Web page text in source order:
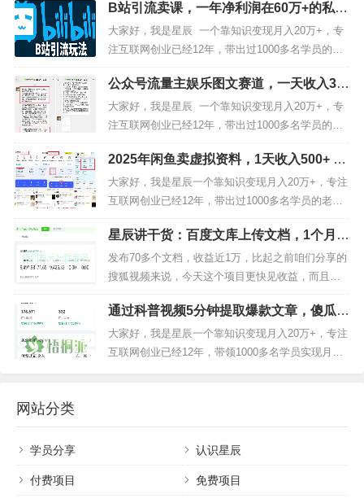
这篇文章，我会告诉你，我是如何靠知识变现成功
翻身上岸的！做知识变现3年，7个月还清200万负
债，赚钱的方法很重要！最近后台总有人问，有没
有啥不用本钱、操作...
B站引流卖课，一年净利润在60万+的私域
案例拆解
大家好，我是星辰 一个靠知识变现月入20万+，专
注互联网创业已经12年，带出过1000多名学员的老
司机，如果你对我还不够了解的，可以看看下面这
篇文章，我会告诉你，我是如何靠知识变现成功翻
身上岸的！做知识变现3年，7个月还清200万负债，
赚钱的方法很重要！今天给大家分享一个在B站做私
域卖虚...
公众号流量主娱乐图文赛道，一天收入33
51 的玩法
大家好，我是星辰 一个靠知识变现月入20万+，专
注互联网创业已经12年，带出过1000多名学员的老
司机，如果你对我还不够了解的，可以看看下面这
篇文章，我会告诉你，我是如何从负债20多万，后
来，靠知识变现成功翻身上岸的！做知识变现3年，
7个月还清200万负债，赚钱的方法很重要！进入今
天的正...
2025年闲鱼卖虚拟资料，1天收入500+ 低
成本开店全流程【保姆级教程】
大家好，我是星辰一个靠知识变现月入20万+，专注
互联网创业已经12年，带出过1000多名学员的老司
机，如果你对我还不够了解的，可以看看下面这篇
文章，我会告诉你，我是如何从负债20多万，后
来，靠知识变现成功翻身上岸的！做知识变现3年，
7个月还清200万负债，赚钱的方法很重要！今天给
大家分享如何通过闲鱼...
星辰讲干货：百度文库上传文档，1个月2
000-5000管道收益
发布70多个文档，收益近1万，比起之前咱们分享的
搜狐视频来说，今天这个项目更快见收益，而且更
稳定一些，搜狐视频项目可以说大部分账号前期流
量都很差，而且没有发布补贴，即便你发布了1000
个视频，平台也不会给你任何补偿。但是，今天这
个百度文库的项目就不一样了，只要你去做，每个
通过科普视频5分钟提取爆款文章，傻瓜式
操作，一天收入300+！
大家好，我是星辰一个靠知识变现月入20万+，专注
互联网创业已经12年，带领1000多名学员实现月入1
赚钱的方法很重要！各位创业赚客的小伙伴大家
好，今天星辰哥给大...
网站分类
学员分享 认识星辰
付费项目 免费项目